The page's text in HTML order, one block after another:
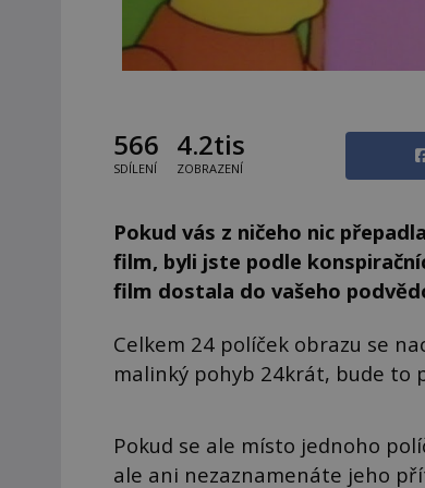
566
SDÍLENÍ
4.2tis
ZOBRAZENÍ
Pokud vás z ničeho nic
film, byli jste podle
film dostala do vašeho
Celkem 24 políček obrazu se
malinký pohyb 24krát, bude to
Pokud se ale místo jednoho
ale ani nezaznamenáte jeho